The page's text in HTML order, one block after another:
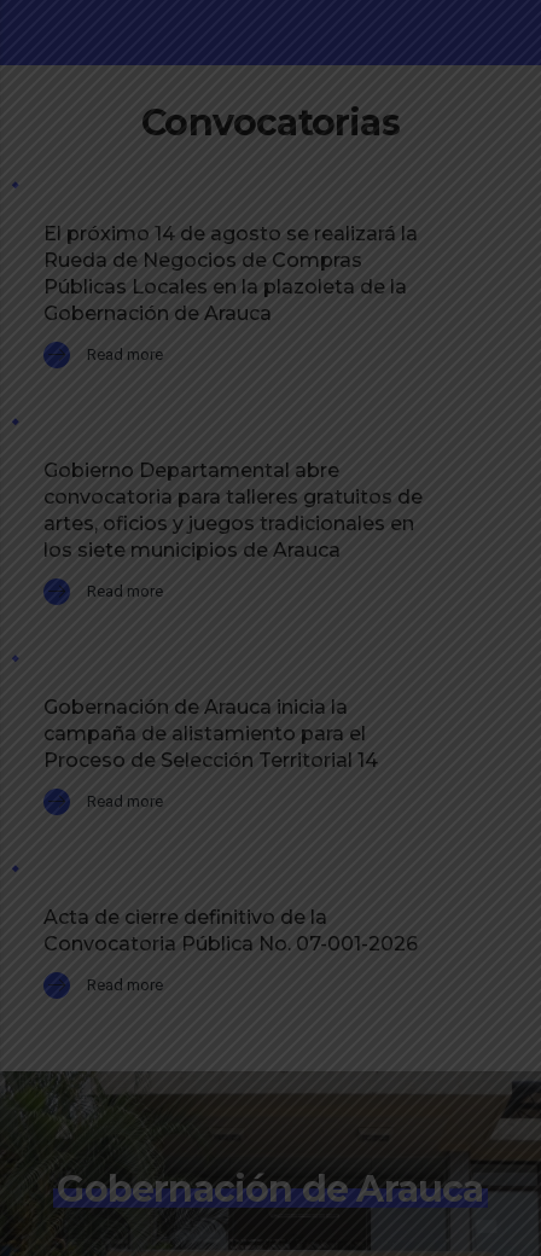
Convocatorias
El próximo 14 de agosto se realizará la
Rueda de Negocios de Compras
Públicas Locales en la plazoleta de la
Gobernación de Arauca
Read more
Gobierno Departamental abre
convocatoria para talleres gratuitos de
artes, oficios y juegos tradicionales en
los siete municipios de Arauca
Read more
Gobernación de Arauca inicia la
campaña de alistamiento para el
Proceso de Selección Territorial 14
Read more
Acta de cierre definitivo de la
Convocatoria Pública No. 07-001-2026
Read more
Gobernación de Arauca